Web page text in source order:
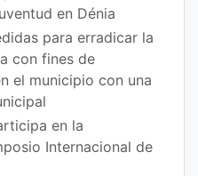
en Dénia
para erradicar la
con fines de
el municipio con una
en la
Internacional de